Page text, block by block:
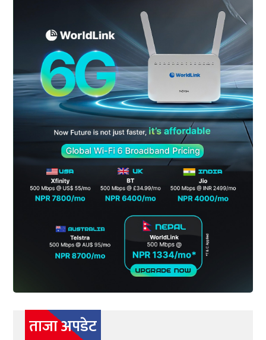
ताजा अपडेट